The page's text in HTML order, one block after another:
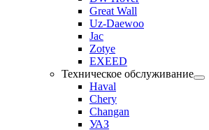
Great Wall
Uz-Daewoo
Jac
Zotye
EXEED
Техническое обслуживание
Haval
Chery
Changan
УАЗ